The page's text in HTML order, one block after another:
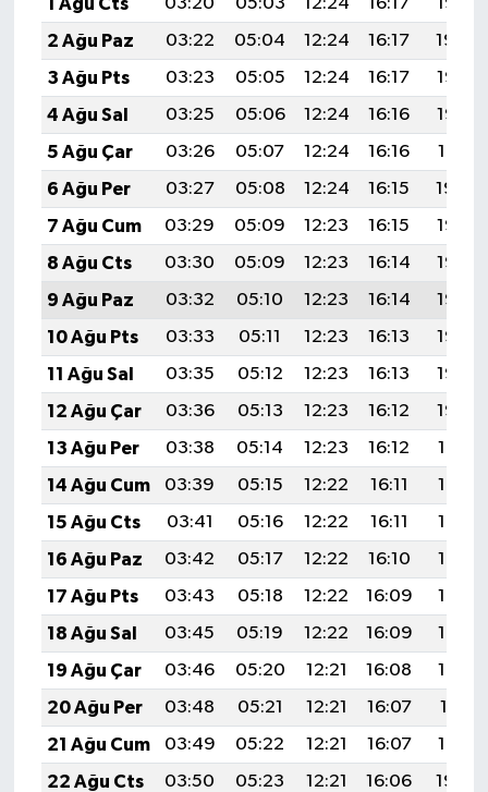
2 Ağu Paz
03:22 05:04 12:24 16:17
19:34
3 Ağu Pts
03:23 05:05 12:24 16:17
19:33
4 Ağu Sal
03:25 05:06 12:24 16:16
19:32
5 Ağu Çar
03:26 05:07 12:24 16:16
19:31
6 Ağu Per
03:27 05:08 12:24 16:15
19:30
7 Ağu Cum
03:29 05:09 12:23 16:15
19:28
8 Ağu Cts
03:30 05:09 12:23 16:14
19:27
9 Ağu Paz
03:32 05:10 12:23 16:14
19:26
10 Ağu Pts
03:33 05:11 12:23 16:13
19:25
11 Ağu Sal
03:35 05:12 12:23 16:13
19:23
12 Ağu Çar
03:36 05:13 12:23 16:12
19:22
13 Ağu Per
03:38 05:14 12:23 16:12
19:21
14 Ağu Cum
03:39 05:15 12:22 16:11
19:19
15 Ağu Cts
03:41 05:16 12:22 16:11
19:18
16 Ağu Paz
03:42 05:17 12:22 16:10
19:17
17 Ağu Pts
03:43 05:18 12:22 16:09
19:15
18 Ağu Sal
03:45 05:19 12:22 16:09
19:14
19 Ağu Çar
03:46 05:20 12:21 16:08
19:13
20 Ağu Per
03:48 05:21 12:21 16:07
19:11
21 Ağu Cum
03:49 05:22 12:21 16:07
19:10
22 Ağu Cts
03:50 05:23 12:21 16:06
19:08